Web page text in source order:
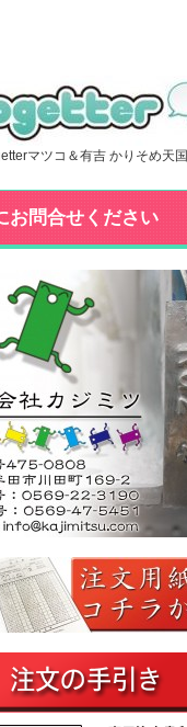
マツコ＆有吉 かりそめ天国
お問合せください